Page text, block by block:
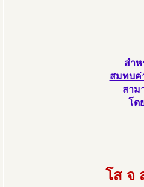
สำ
สมทบค่
สาม
โด
โส จ